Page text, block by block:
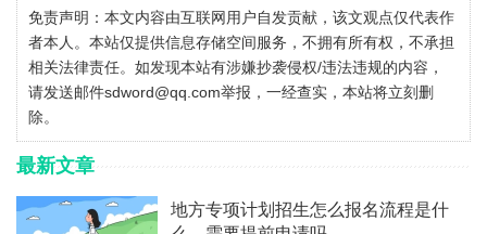
免责声明：本文内容由互联网用户自发贡献，该文观点仅代表作
者本人。本站仅提供信息存储空间服务，不拥有所有权，不承担
相关法律责任。如发现本站有涉嫌抄袭侵权/违法违规的内容，
请发送邮件sdword@qq.com举报，一经查实，本站将立刻删
除。
最新文章
地方专项计划招生怎么报名流程是什